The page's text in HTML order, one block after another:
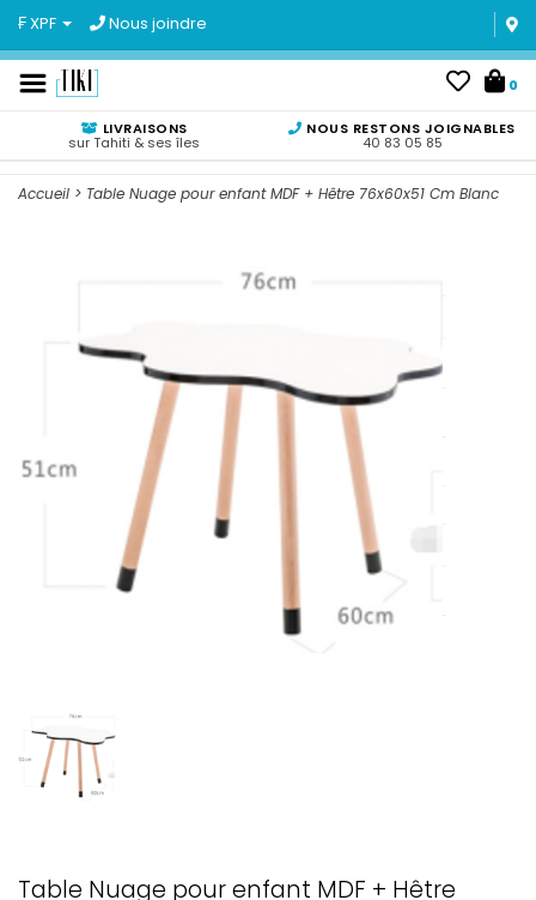
₣ XPF Nous joindre
0
LIVRAISONS
sur Tahiti & ses îles
NOUS RESTONS JOIGNABLES
40 83 05 85
Accueil > Table Nuage pour enfant MDF + Hêtre 76x60x51 Cm Blanc
Table Nuage pour enfant MDF + Hêtre